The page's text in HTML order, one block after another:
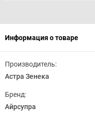
Информация о товаре
Производитель:
Астра Зенека
Бренд:
Айрсупра